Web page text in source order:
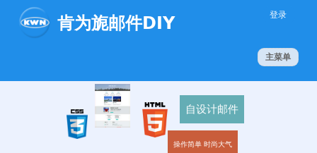
肯为旎邮件DIY 登录
主菜单
自设计邮件
操作简单 时尚大气